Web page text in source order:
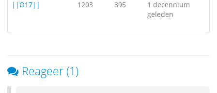
||O17||
1203 395
1 decennium
geleden
Reageer (1)